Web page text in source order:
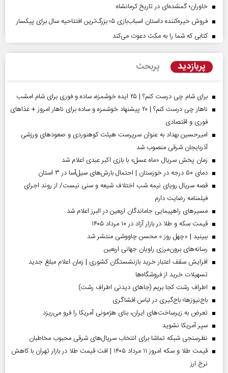
خاوران؛ گمشده‌ای در تاریخ کرمانشاه
فروش خیره‌کننده داستان اسباب‌بازی ۵؛ بزرگ‌ترین افتتاحیه سال برای پیکسار
کتابی که شما را به مکث دعوت می‌کند
پربازدید پربحث
برای شام چی درست کنم؟ | ۲۵ ایده خوشمزه، ساده و فوری برای شام امشب
ناهار چی درست کنم؟ | ۲۰ پیشنهاد خوشمزه و ساده برای ناهار امروز + غذاهای
فوری و اقتصادی
امیرحسین بهداد به عنوان سرپرست هیئت کوهنوردی و صعودهای ورزشی
آذربایجان شرقی منصوب شد
زمان پخش سریال «ماه عسل» با بازی اکبر عبدی اعلام شد
دمای ۵۰ درجه در خوزستان | احتمال بارش‌های سیل‌آسا در ۳ استان
قصه سریال رویای نیمه شب اختلاف شیعه و سنی نیست/ از روند اجرای
فیلمنامه رضایت دارم
مسیر‌های راهپیمایی جاماندگان اربعین در البرز اعلام شد
قیمت سکه و طلا در بازار آزاد در ۱۰ مرداد ۱۴۰۵
ببینید | «چهل روز » محسن چاووشی منتشر شد
رسانه‌های برون‌مرزی راویان جهانی اربعین
افزایش سقف اعتبار خرید بازنشستگان کشوری | زمان اعلام مبلغ جدید
تسهیلات خرید از فروشگاه‌ها
اطراف رشت کجا بریم (جاهای دیدنی اطراف رشت)
باج‌نیوزها؛ باج‌گیری در لباس افشاگری
تعرض به زیرساخت‌های ایران، بنای هژمونی آمریکا را فرو می‌ریزد
سپر آمریکا نشوید
نظرسنجی شبکه تماشا برای انتخاب سریال‌های شرقی محبوب مخاطبان
قیمت طلا و سکه امروز ۱۱ مرداد ۱۴۰۵ | افت قیمت طلا در بازار تهران با کاهش
نرخ ارز